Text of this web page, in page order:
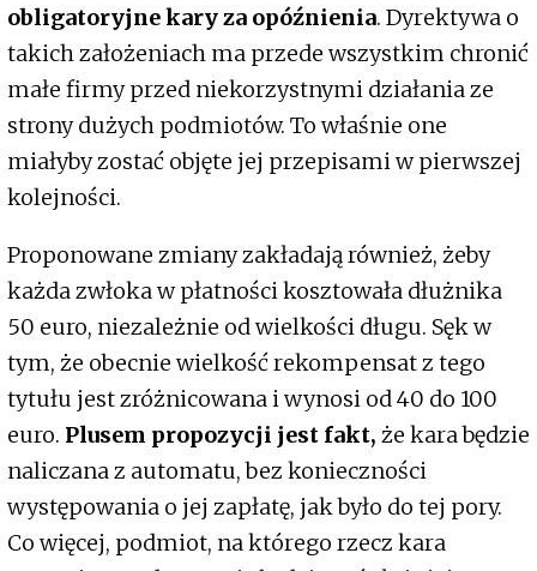
obligatoryjne kary za opóźnienia. Dyrektywa o
takich założeniach ma przede wszystkim chronić
małe firmy przed niekorzystnymi działania ze
strony dużych podmiotów. To właśnie one
miałyby zostać objęte jej przepisami w pierwszej
kolejności.
Proponowane zmiany zakładają również, żeby
każda zwłoka w płatności kosztowała dłużnika
50 euro, niezależnie od wielkości długu. Sęk w
tym, że obecnie wielkość rekompensat z tego
tytułu jest zróżnicowana i wynosi od 40 do 100
euro. Plusem propozycji jest fakt, że kara będzie
naliczana z automatu, bez konieczności
występowania o jej zapłatę, jak było do tej pory.
Co więcej, podmiot, na którego rzecz kara